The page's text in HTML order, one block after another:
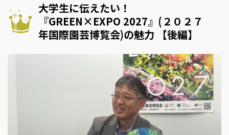
大学生に伝えたい！
『GREEN×EXPO 2027』(２０２７
年国際園芸博覧会)の魅力 【後編】